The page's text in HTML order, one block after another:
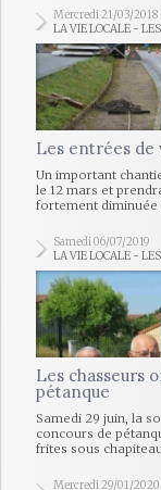
Mercredi 21/03/2018
LA VIE LOCALE -
Les entrées de
Un important
le 12 mars et
fortement
Samedi 06/07/2019
LA VIE LOCALE -
Les chasseurs
pétanque
Samedi 29 juin, la
concours de
frites sous
Mercredi 29/01/2020